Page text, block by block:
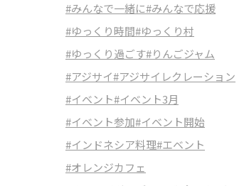
#みんなで一緒に#みんなで応援
#ゆっくり時間#ゆっくり村
#ゆっくり過ごす#りんごジャム
#アジサイ#アジサイレクレーション
#イベント#イベント3月
#イベント参加#イベント開始
#インドネシア料理#エベント
#オレンジカフェ